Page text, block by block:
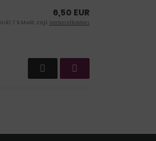
6,50 EUR
inkl. 7 % MwSt. zzgl.Versandkosten